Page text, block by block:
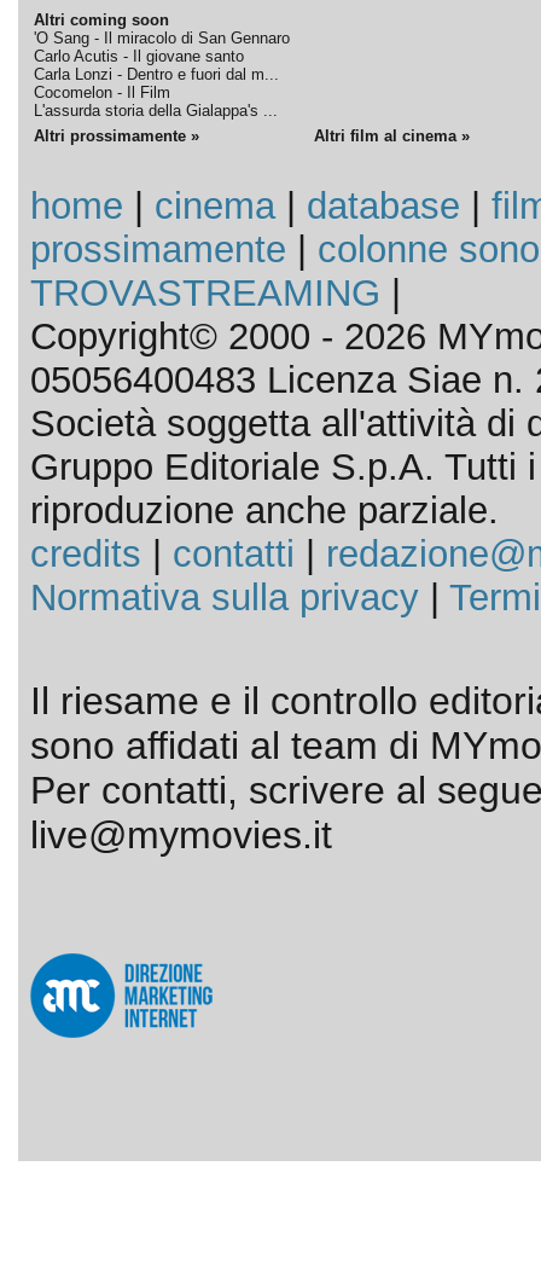
Altri coming soon
'O Sang - Il miracolo di San Gennaro
Carlo Acutis - Il giovane santo
Carla Lonzi - Dentro e fuori dal m...
Cocomelon - Il Film
L'assurda storia della Gialappa's ...
Altri prossimamente » Altri film al cinema »
home cinema| database
prossimamente
colonne
TROVASTREAMING
Copyright© 2000 - 2026
05056400483 Licenza Siae n.
Società soggetta all'attività di
Gruppo Editoriale S.p.A. Tutti
riproduzione anche parziale.
credits
contatti
Normativa sulla privacy|
Il riesame e il controllo
sono affidati al team di
Per contatti, scrivere al
live@mymovies.it